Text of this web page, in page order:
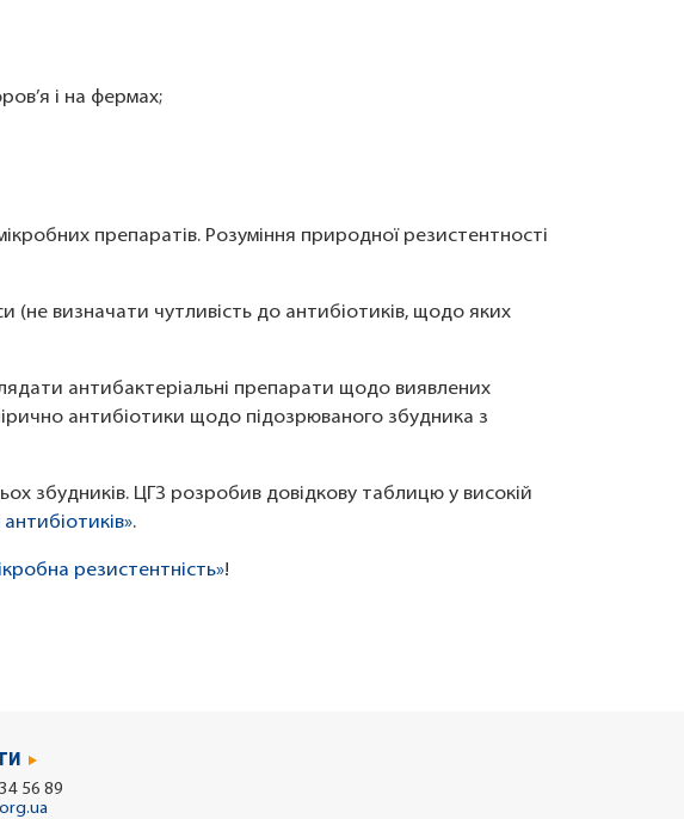
і на фермах;
препаратів. Розуміння природної резистентності
(не визначати чутливість до антибіотиків, щодо яких
антибактеріальні препарати щодо виявлених
антибіотики щодо підозрюваного збудника з
збудників. ЦГЗ розробив довідкову таблицю у високій
.
резистентність»!
56 89